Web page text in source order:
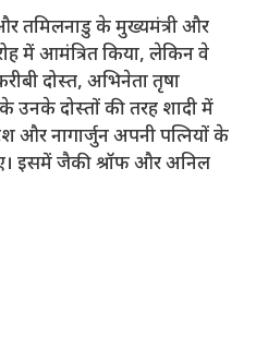
और तमिलनाडु के मुख्यमंत्री और
में आमंत्रित किया, लेकिन वे
दोस्त, अभिनेता तृषा
उनके दोस्तों की तरह शादी में
और नागार्जुन अपनी पत्नियों के
इसमें जैकी श्रॉफ और अनिल